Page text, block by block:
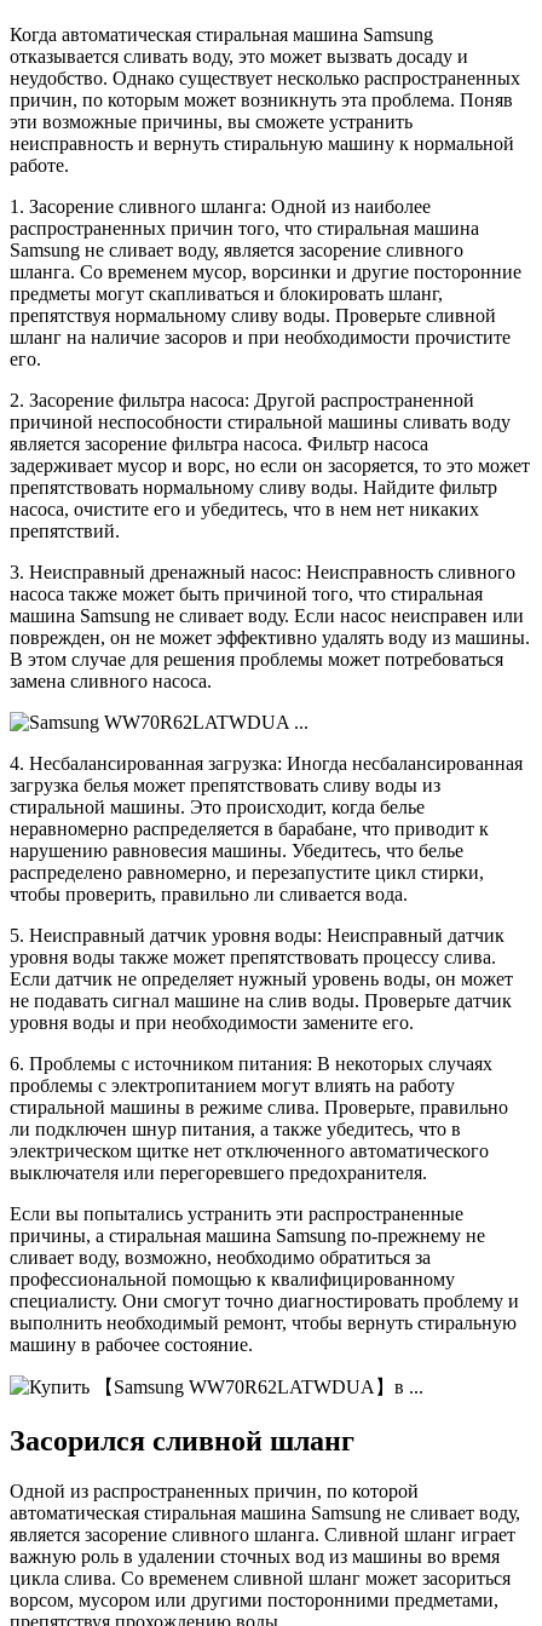
Когда автоматическая стиральная машина Samsung
отказывается сливать воду, это может вызвать досаду и
неудобство. Однако существует несколько распространенных
причин, по которым может возникнуть эта проблема. Поняв
эти возможные причины, вы сможете устранить
неисправность и вернуть стиральную машину к нормальной
работе.
1. Засорение сливного шланга: Одной из наиболее
распространенных причин того, что стиральная машина
Samsung не сливает воду, является засорение сливного
шланга. Со временем мусор, ворсинки и другие посторонние
предметы могут скапливаться и блокировать шланг,
препятствуя нормальному сливу воды. Проверьте сливной
шланг на наличие засоров и при необходимости прочистите
его.
2. Засорение фильтра насоса: Другой распространенной
причиной неспособности стиральной машины сливать воду
является засорение фильтра насоса. Фильтр насоса
задерживает мусор и ворс, но если он засоряется, то это может
препятствовать нормальному сливу воды. Найдите фильтр
насоса, очистите его и убедитесь, что в нем нет никаких
препятствий.
3. Неисправный дренажный насос: Неисправность сливного
насоса также может быть причиной того, что стиральная
машина Samsung не сливает воду. Если насос неисправен или
поврежден, он не может эффективно удалять воду из машины.
В этом случае для решения проблемы может потребоваться
замена сливного насоса.
4. Несбалансированная загрузка: Иногда несбалансированная
загрузка белья может препятствовать сливу воды из
стиральной машины. Это происходит, когда белье
неравномерно распределяется в барабане, что приводит к
нарушению равновесия машины. Убедитесь, что белье
распределено равномерно, и перезапустите цикл стирки,
чтобы проверить, правильно ли сливается вода.
5. Неисправный датчик уровня воды: Неисправный датчик
уровня воды также может препятствовать процессу слива.
Если датчик не определяет нужный уровень воды, он может
не подавать сигнал машине на слив воды. Проверьте датчик
уровня воды и при необходимости замените его.
6. Проблемы с источником питания: В некоторых случаях
проблемы с электропитанием могут влиять на работу
стиральной машины в режиме слива. Проверьте, правильно
ли подключен шнур питания, а также убедитесь, что в
электрическом щитке нет отключенного автоматического
выключателя или перегоревшего предохранителя.
Если вы попытались устранить эти распространенные
причины, а стиральная машина Samsung по-прежнему не
сливает воду, возможно, необходимо обратиться за
профессиональной помощью к квалифицированному
специалисту. Они смогут точно диагностировать проблему и
выполнить необходимый ремонт, чтобы вернуть стиральную
машину в рабочее состояние.
Засорился сливной шланг
Одной из распространенных причин, по которой
автоматическая стиральная машина Samsung не сливает воду,
является засорение сливного шланга. Сливной шланг играет
важную роль в удалении сточных вод из машины во время
цикла слива. Со временем сливной шланг может засориться
ворсом, мусором или другими посторонними предметами,